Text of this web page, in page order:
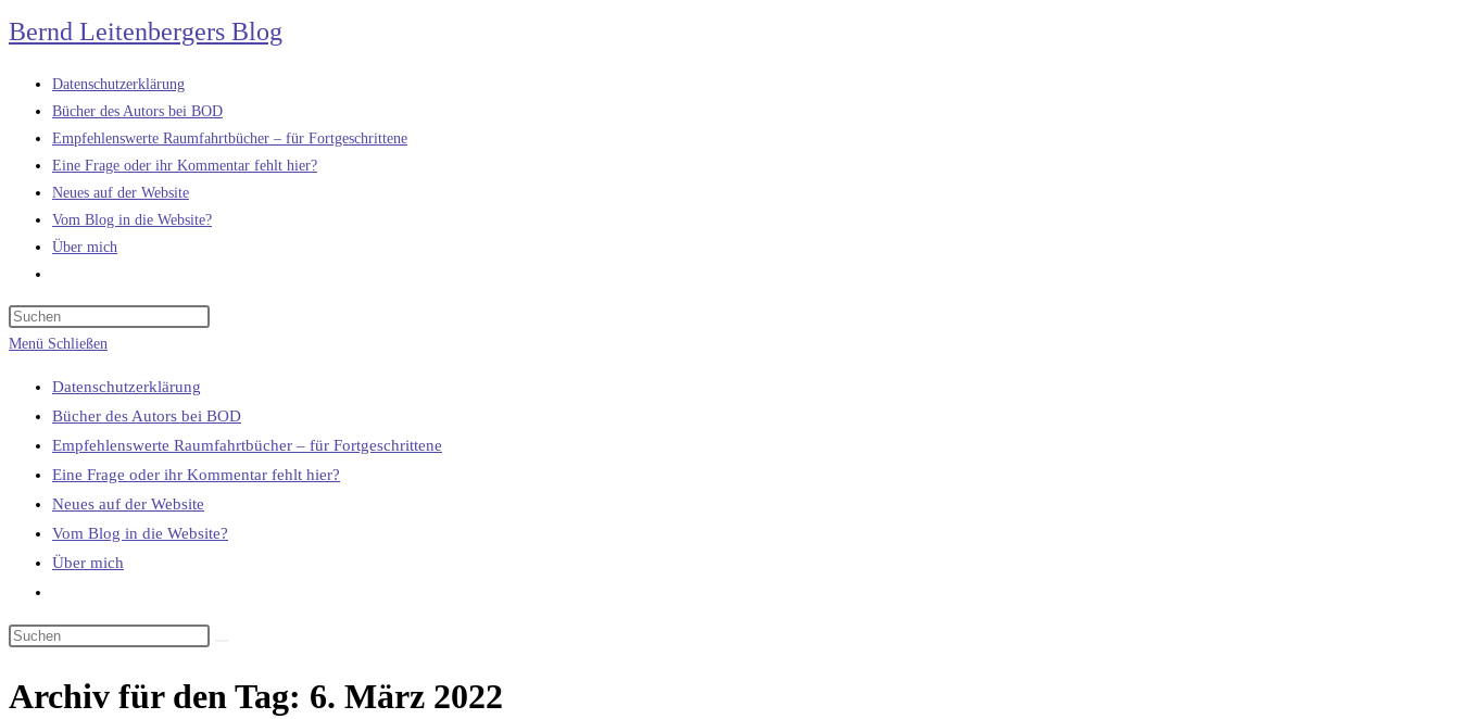
Zum
Inhalt
springen
Bernd Leitenbergers Blog
Datenschutzerklärung
Bücher des Autors bei BOD
Empfehlenswerte Raumfahrtbücher – für Fortgeschrittene
Eine Frage oder ihr Kommentar fehlt hier?
Neues auf der Website
Vom Blog in die Website?
Über mich
umschalten
Menü Schließen
Datenschutzerklärung
Bücher des Autors bei BOD
Empfehlenswerte Raumfahrtbücher – für Fortgeschrittene
Eine Frage oder ihr Kommentar fehlt hier?
Neues auf der Website
Vom Blog in die Website?
Über mich
umschalten
Archiv für den Tag: 6. März 2022